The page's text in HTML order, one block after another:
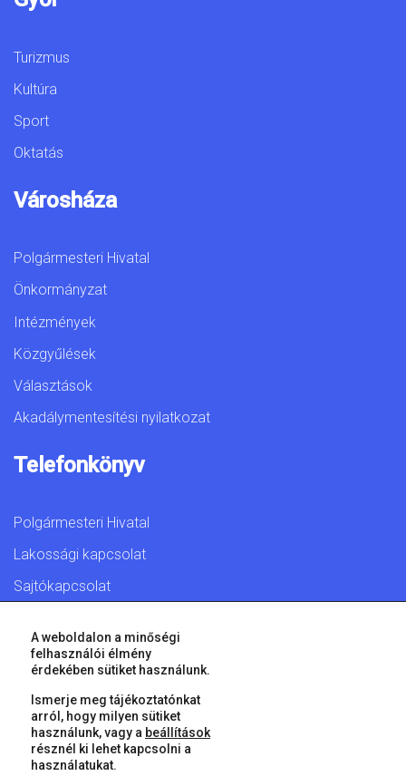
Turizmus
Kultúra
Sport
Oktatás
Városháza
Polgármesteri Hivatal
Önkormányzat
Intézmények
Közgyűlések
Választások
Akadálymentesítési nyilatkozat
Telefonkönyv
Polgármesteri Hivatal
Lakossági kapcsolat
Sajtókapcsolat
© 2026 Győr Megyei Jogú Város • Minden jog fenntartva!
A weboldalon a minőségi
felhasználói élmény
érdekében sütiket használunk.
Ismerje meg tájékoztatónkat
arról, hogy milyen sütiket
használunk, vagy a beállítások
résznél ki lehet kapcsolni a
használatukat.